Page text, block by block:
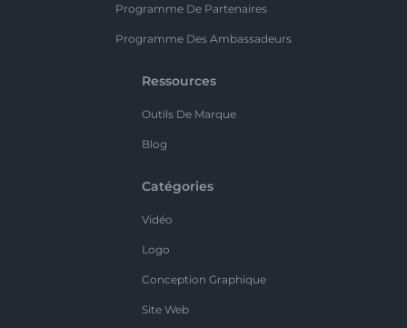
Programme De Partenaires
Programme Des Ambassadeurs
Ressources
Outils De Marque
Blog
Catégories
Vidéo
Logo
Conception Graphique
Site Web